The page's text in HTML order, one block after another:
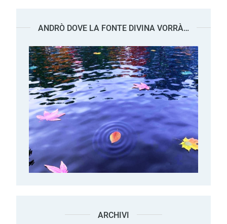
ANDRÒ DOVE LA FONTE DIVINA VORRÀ…
ARCHIVI Archivi